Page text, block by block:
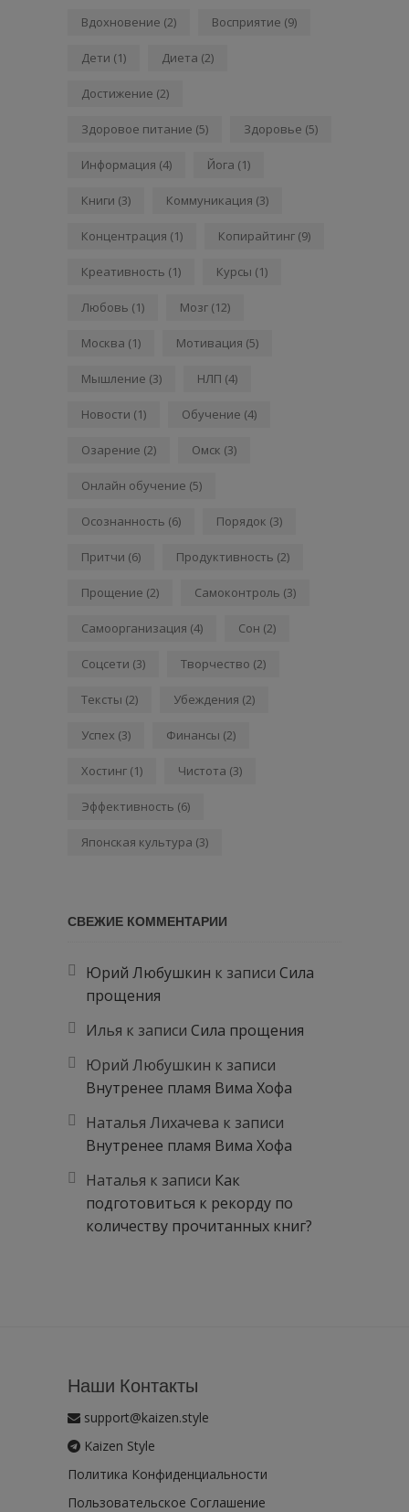
Вдохновение (2) Восприятие (9)
Дети (1) Диета (2)
Достижение (2)
Здоровое питание (5) Здоровье (5)
Информация (4) Йога (1)
Книги (3) Коммуникация (3)
Концентрация (1) Копирайтинг (9)
Креативность (1) Курсы (1)
Любовь (1) Мозг (12)
Москва (1) Мотивация (5)
Мышление (3) НЛП (4)
Новости (1) Обучение (4)
Озарение (2) Омск (3)
Онлайн обучение (5)
Осознанность (6) Порядок (3)
Притчи (6) Продуктивность (2)
Прощение (2) Самоконтроль (3)
Самоорганизация (4) Сон (2)
Соцсети (3) Творчество (2)
Тексты (2) Убеждения (2)
Успех (3) Финансы (2)
Хостинг (1) Чистота (3)
Эффективность (6)
Японская культура (3)
СВЕЖИЕ КОММЕНТАРИИ
Юрий Любушкин к записи Сила
прощения
Илья к записи Сила прощения
Юрий Любушкин к записи
Внутренее пламя Вима Хофа
Наталья Лихачева к записи
Внутренее пламя Вима Хофа
Наталья к записи Как
подготовиться к рекорду по
количеству прочитанных книг?
Наши Контакты
support@kaizen.style
Kaizen Style
Политика Конфиденциальности
Пользовательское Соглашение